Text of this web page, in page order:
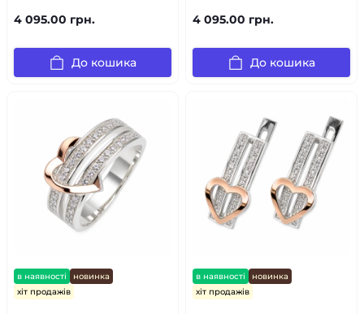
4 095.00 грн.
До кошика
4 095.00 грн.
До кошика
в наявності
новинка
хіт продажів
в наявності
новинка
хіт продажів